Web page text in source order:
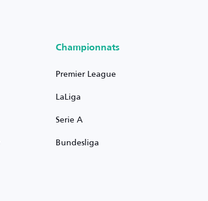
Championnats
Premier League
LaLiga
Serie A
Bundesliga